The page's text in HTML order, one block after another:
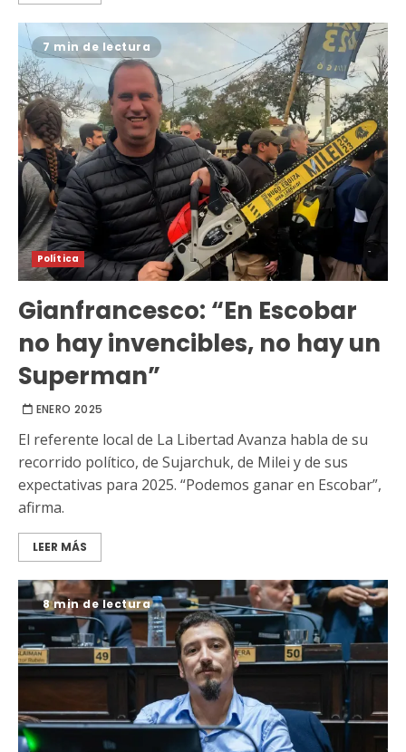
7 min de lectura
Política
Gianfrancesco: “En Escobar
no hay invencibles, no hay un
Superman”
ENERO 2025
El referente local de La Libertad Avanza habla de su
recorrido político, de Sujarchuk, de Milei y de sus
expectativas para 2025. “Podemos ganar en Escobar”,
afirma.
LEER MÁS
8 min de lectura